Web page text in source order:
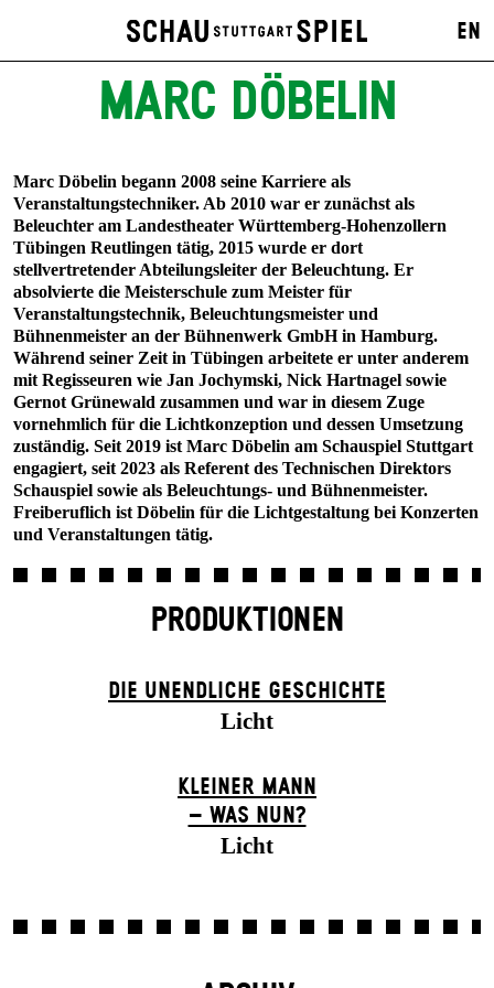
EN
MARC DÖBELIN
Marc Döbelin begann 2008 seine Karriere als
Veranstaltungstechniker. Ab 2010 war er zunächst als
Beleuchter am Landestheater Württemberg-Hohenzollern
Tübingen Reutlingen tätig, 2015 wurde er dort
stellvertretender Abteilungsleiter der Beleuchtung. Er
absolvierte die Meisterschule zum Meister für
Veranstaltungstechnik, Beleuchtungsmeister und
Bühnenmeister an der Bühnenwerk GmbH in Hamburg.
Während seiner Zeit in Tübingen arbeitete er unter anderem
mit Regisseuren wie Jan Jochymski, Nick Hartnagel sowie
Gernot Grünewald zusammen und war in diesem Zuge
vornehmlich für die Lichtkonzeption und dessen Umsetzung
zuständig. Seit 2019 ist Marc Döbelin am Schauspiel Stuttgart
engagiert, seit 2023 als Referent des Technischen Direktors
Schauspiel sowie als Beleuchtungs- und Bühnenmeister.
Freiberuflich ist Döbelin für die Lichtgestaltung bei Konzerten
und Veranstaltungen tätig.
PRODUKTIONEN
DIE UN­ENDLICHE GESCHICHTE
Licht
KLEINER MANN
– WAS NUN?
Licht